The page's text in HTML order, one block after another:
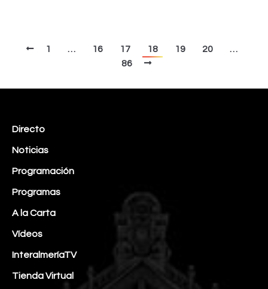
1 … 16 17 18 19 20
…
86
Directo
Noticias
Programación
Programas
A la Carta
Vídeos
InteralmeríaTV
Tienda Virtual